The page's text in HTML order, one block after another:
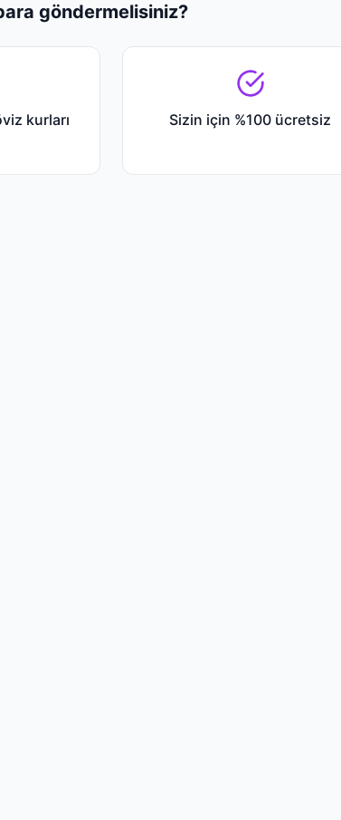
göndermelisiniz?
kurları Sizin için %100 ücretsiz